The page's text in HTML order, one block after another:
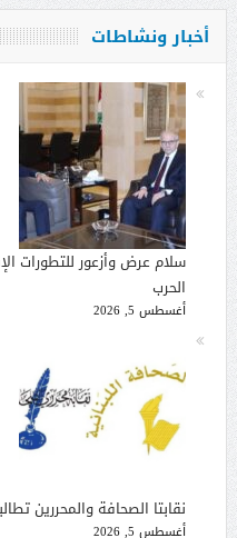
أخبار ونشاطات
سلام عرض وأزعور للتطورات
الحرب
أغسطس 5, 2026
نقابتا الصحافة والمحررين
أغسطس 5, 2026